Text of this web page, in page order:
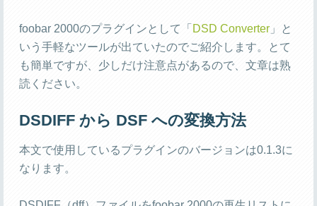
foobar 2000のプラグインとして「 DSD Converter」と
いう手軽なツールが出ていたのでご紹介します。とて
も簡単ですが、少しだけ注意点があるので、文章は熟
読ください。
DSDIFF から DSF への変換方法
本文で使用しているプラグインのバージョンは0.1.3に
なります。